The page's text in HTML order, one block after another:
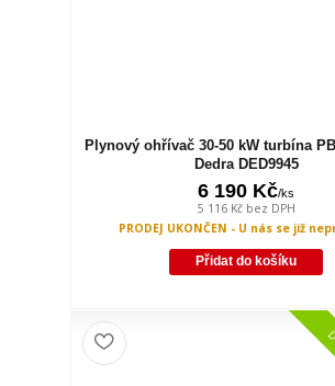
Plynový ohřívač 30-50 kW turbína
Dedra DED9945
6 190 Kč/ks
5 116 Kč bez DPH
PRODEJ UKONČEN - U nás se již
Přidat do košíku